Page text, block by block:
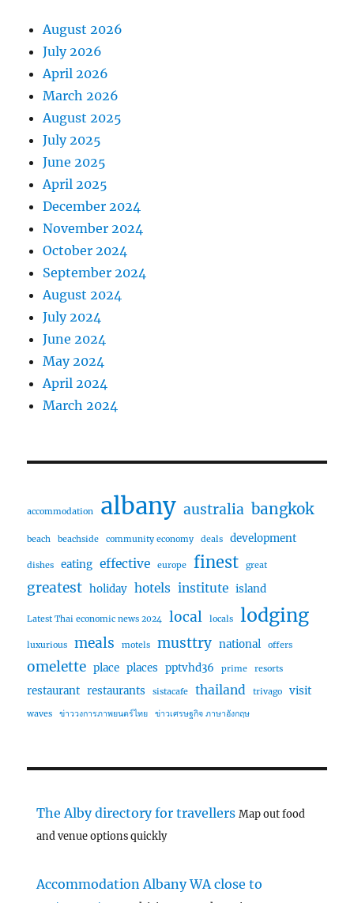
August 2026
July 2026
April 2026
March 2026
August 2025
July 2025
June 2025
April 2025
December 2024
November 2024
October 2024
September 2024
August 2024
July 2024
June 2024
May 2024
April 2024
March 2024
accommodation albany australia bangkok
beach beachside community economy deals development
dishes eating effective europe finest great
greatest holiday hotels institute island
Latest Thai economic news 2024 local locals lodging
luxurious meals motels musttry national offers
omelette place places pptvhd36 prime resorts
restaurant restaurants sistacafe thailand trivago visit
waves ข่าววงการภาพยนตร์ไทย ข่าวเศรษฐกิจ ภาษาอังกฤษ
The Alby directory for travellers Map out food
and venue options quickly
Accommodation Albany WA close to